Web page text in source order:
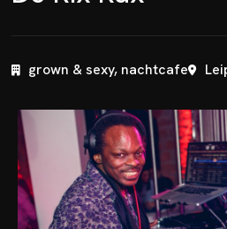
grown & sexy, nachtcafe